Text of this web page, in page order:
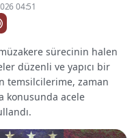
04:51
sürecinin halen
düzenli ve yapıcı bir
temsilcilerime, zaman
konusunda acele